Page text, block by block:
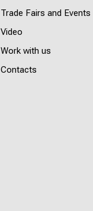
Trade Fairs and Events
Video
Work with us
Contacts